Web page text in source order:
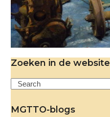
Zoeken in de website
Search
MGTTO-blogs